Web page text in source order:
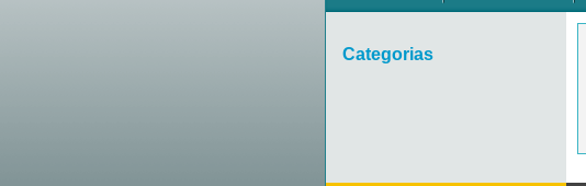
Categorias